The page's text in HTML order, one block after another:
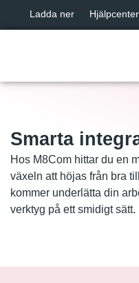
Ladda ner Hjälpcenter
Smarta
Hos M8Com hittar du en
växeln att höjas från bra
kommer underlätta din
verktyg på ett smidigt sätt.